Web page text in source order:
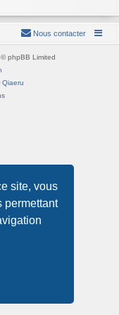
site, vous
permettant
Nous contacter
phpBB Limited
Qiaeru